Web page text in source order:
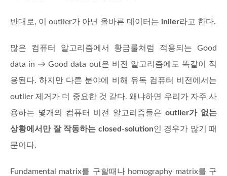
반대로, 이 outlier가 아닌 올바른 데이터는 inlier라고 한다.
많은 컴퓨터 알고리즘에서 황금룰처럼 적용되는 Good
data in → Good data out은 비전 알고리즘에도 똑같이 적
용된다. 하지만 다른 분야에 비해 유독 컴퓨터 비전에서는
outlier 제거가 더 중요한 것 같다. 왜냐하면 우리가 자주 사
용하는 몇개의 컴퓨터 비전 알고리즘들은outlier가 없는
상황에서만 잘 작동하는 closed-solution인 경우가 많기 때
문이다.
Fundamental matrix를 구할때나 homography matrix를 구